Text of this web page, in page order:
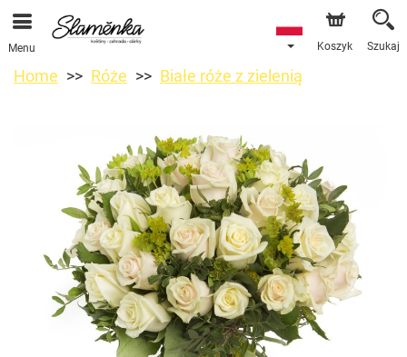
Menu Koszyk Szukaj
Home Róże Białe róże z zielenią